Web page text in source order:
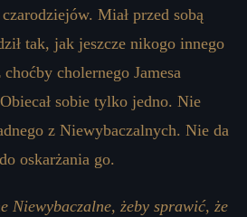
Miał przed sobą
tak, jak jeszcze nikogo innego
cholernego Jamesa
sobie tylko jedno. Nie
z Niewybaczalnych. Nie da
oskarżania go.
Niewybaczalne, żeby sprawić, że